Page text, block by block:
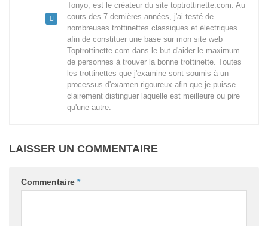
Tonyo, est le créateur du site toptrottinette.com. Au
cours des 7 dernières années, j'ai testé de
nombreuses trottinettes classiques et électriques
afin de constituer une base sur mon site web
Toptrottinette.com dans le but d'aider le maximum
de personnes à trouver la bonne trottinette. Toutes
les trottinettes que j'examine sont soumis à un
processus d'examen rigoureux afin que je puisse
clairement distinguer laquelle est meilleure ou pire
qu'une autre.
LAISSER UN COMMENTAIRE
Commentaire *